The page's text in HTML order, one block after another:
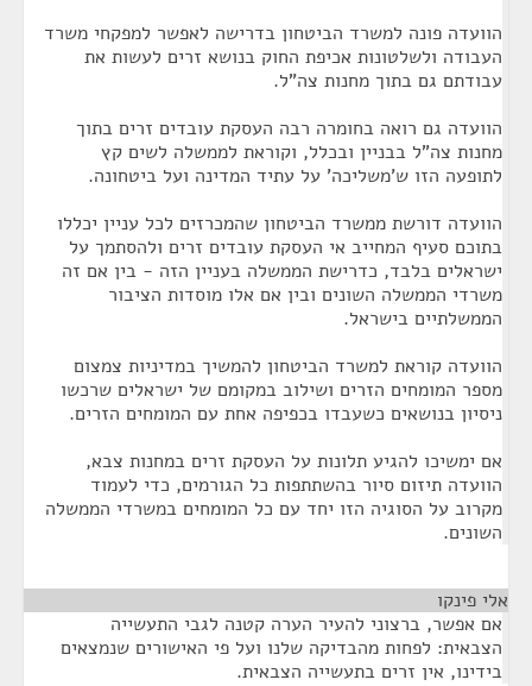
הוועדה פונה למשרד הביטחון בדרישה לאפשר למפקחי משרד
העבודה ולשלטונות אכיפת החוק בנושא זרים לעשות את
עבודתם גם בתוך מחנות צה"ל.
הוועדה גם רואה בחומרה רבה העסקת עובדים זרים בתוך
מחנות צה"ל בבניין ובכלל, וקוראת לממשלה לשים קץ
לתופעה הזו ש'משליכה' על עתיד המדינה ועל ביטחונה.
הוועדה דורשת ממשרד הביטחון שהמכרזים לכל עניין יכללו
בתוכם סעיף המחייב אי העסקת עובדים זרים ולהסתמך על
ישראלים בלבד, כדרישת הממשלה בעניין הזה - בין אם זה
משרדי הממשלה השונים ובין אם אלו מוסדות הציבור
הממשלתיים בישראל.
הוועדה קוראת למשרד הביטחון להמשיך במדיניות צמצום
מספר המומחים הזרים ושילוב במקומם של ישראלים שרכשו
ניסיון בנושאים כשעבדו בכפיפה אחת עם המומחים הזרים.
אם ימשיכו להגיע תלונות על העסקת זרים במחנות צבא,
הוועדה תיזום סיור בהשתתפות כל הגורמים, כדי לעמוד
מקרוב על הסוגיה הזו יחד עם כל המומחים במשרדי הממשלה
השונים.
אלי פינקו
אם אפשר, ברצוני להעיר הערה קטנה לגבי התעשייה
הצבאית: לפחות מהבדיקה שלנו ועל פי האישורים שנמצאים
בידינו, אין זרים בתעשייה הצבאית.